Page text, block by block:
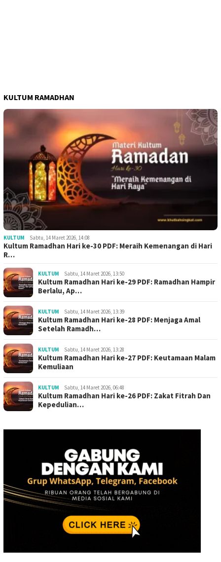
KULTUM RAMADHAN
KULTUM Sabtu, 14 Maret 2026, 14:08
Kultum Ramadhan Hari ke-30 PDF: Meraih Kemenangan di Hari
R…
KULTUM Sabtu, 14 Maret 2026, 13:50
Kultum Ramadhan Hari ke-29 PDF: Ramadhan Hampir
Berlalu, Ap…
KULTUM Sabtu, 14 Maret 2026, 13:39
Kultum Ramadhan Hari ke-28 PDF: Menjaga Amal
Setelah Ramadh…
KULTUM Sabtu, 14 Maret 2026, 13:28
Kultum Ramadhan Hari ke-27 PDF: Keutamaan Malam
Kemuliaan
KULTUM Sabtu, 14 Maret 2026, 06:48
Kultum Ramadhan Hari ke-26 PDF: Zakat Fitrah Dan
Kepedulian…